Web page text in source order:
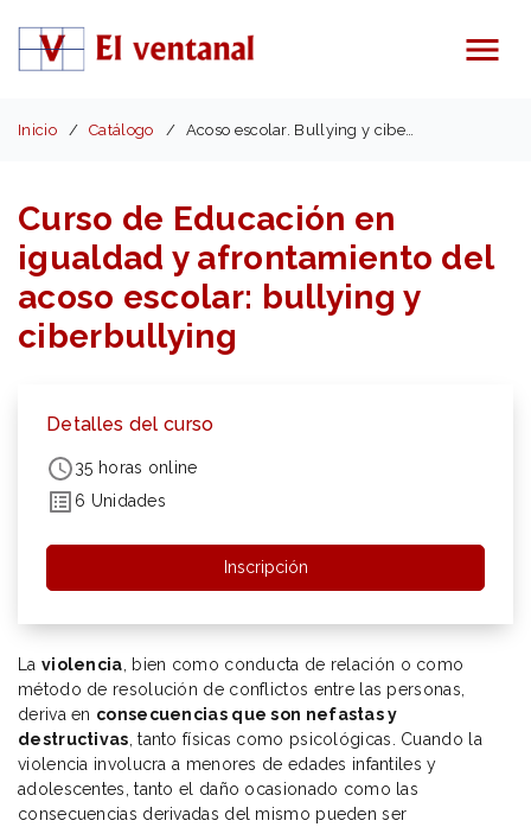
Menú
Inicio Catálogo Acoso escolar. Bullying y ciberbullying
Curso de Educación en
igualdad y afrontamiento del
acoso escolar: bullying y
ciberbullying
Detalles del curso
35 horas online
6 Unidades
Inscripción
La violencia , bien como conducta de relación o como
método de resolución de conflictos entre las personas,
deriva en consecuencias que son nefastas y
destructivas , tanto físicas como psicológicas. Cuando la
violencia involucra a menores de edades infantiles y
adolescentes, tanto el daño ocasionado como las
consecuencias derivadas del mismo pueden ser